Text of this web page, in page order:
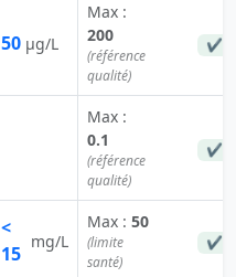
50 µg/L
Max :
200
(référence
qualité)
✔
Max :
0.1
(référence
qualité)
✔
<
15
mg/L
Max : 50
(limite
santé)
✔